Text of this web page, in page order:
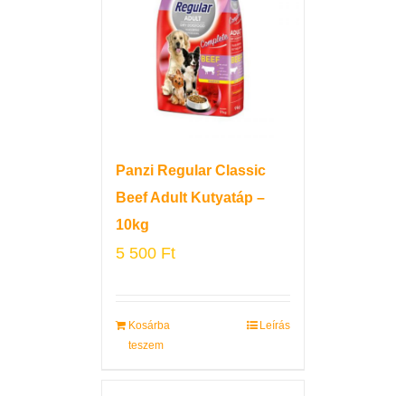
Panzi Regular Classic
Beef Adult Kutyatáp –
10kg
5 500 Ft
Kosárba
teszem
Leírás